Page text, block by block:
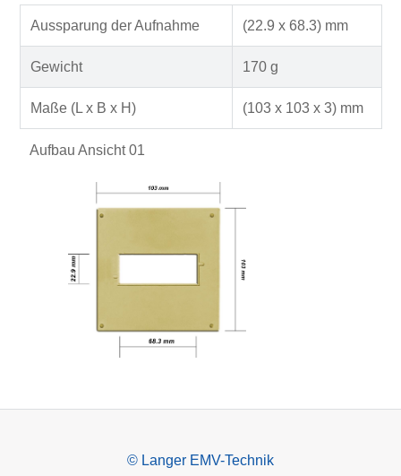
Aussparung der Aufnahme (22.9 x 68.3) mm
Gewicht 170 g
Maße (L x B x H) (103 x 103 x 3) mm
Aufbau Ansicht 01
© Langer EMV-Technik